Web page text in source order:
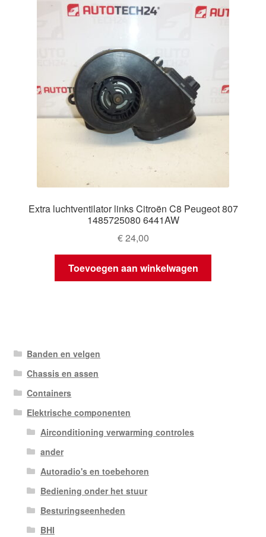
Extra luchtventilator links Citroën C8 Peugeot 807
1485725080 6441AW
€24,00
Toevoegen aan winkelwagen
Banden en velgen
Chassis en assen
Containers
Elektrische componenten
Airconditioning verwarming controles
ander
Autoradio's en toebehoren
Bediening onder het stuur
Besturingseenheden
BHI